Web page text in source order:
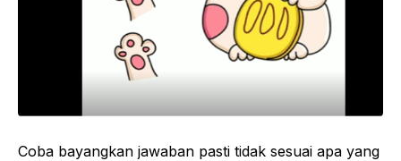
Coba bayangkan jawaban pasti tidak sesuai apa yang